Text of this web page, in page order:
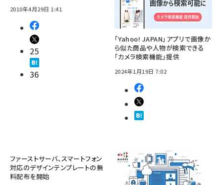
2010年4月29日 1:41
25
36
「Yahoo! JAPAN」アプリで画像か
ら似た商品や人物が検索できる
「カメラ検索機能」提供
2024年1月19日 7:02
ファーストサーバ、スマートフォン
対応のデザインテンプレートの無
料配布を開始